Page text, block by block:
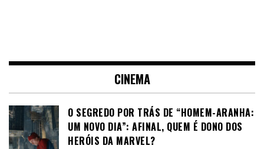
CINEMA
O SEGREDO POR TRÁS DE “HOMEM-ARANHA:
UM NOVO DIA”: AFINAL, QUEM É DONO DOS
HERÓIS DA MARVEL?